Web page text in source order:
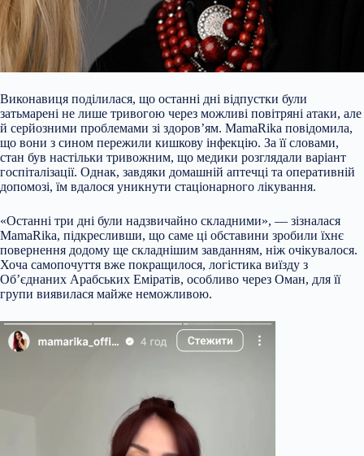
Виконавиця поділилася, що останні дні відпустки були
затьмарені не лише тривогою через можливі повітряні атаки, але
й серйозними проблемами зі здоров’ям. MamaRika повідомила,
що вони з сином пережили кишкову інфекцію. За її словами,
стан був настільки тривожним, що медики розглядали варіант
госпіталізації. Однак, завдяки домашній аптечці та оперативній
допомозі, їм вдалося уникнути стаціонарного лікування.
«Останні три дні були надзвичайно складними», — зізналася
MamaRika, підкресливши, що саме ці обставини зробили їхнє
повернення додому ще складнішим завданням, ніж очікувалося.
Хоча самопочуття вже покращилося, логістика виїзду з
Об’єднаних Арабських Еміратів, особливо через Оман, для її
групи виявилася майже неможливою.